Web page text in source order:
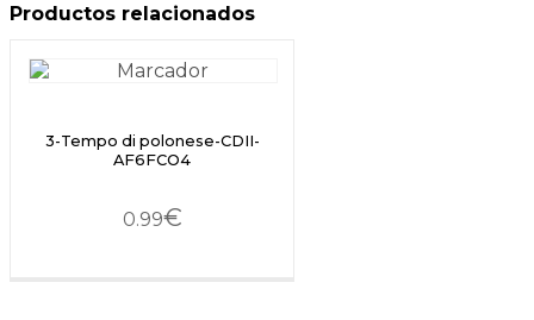
Productos relacionados
3-Tempo di polonese-CDII-
AF6FCO4
0.99€